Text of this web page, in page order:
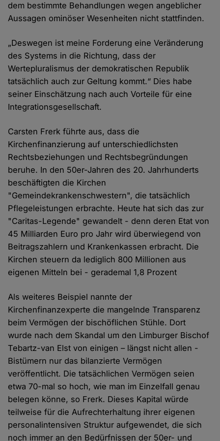
dem bestimmte Behandlungen wegen angeblicher
Aussagen ominöser Wesenheiten nicht stattfinden.
„Deswegen ist meine Forderung eine Veränderung
des Systems in die Richtung, dass der
Wertepluralismus der demokratischen Republik
tatsächlich auch zur Geltung kommt.“ Dies habe
seiner Einschätzung nach auch Vorteile für eine
Integrationsgesellschaft.
Carsten Frerk führte aus, dass die
Kirchenfinanzierung auf unterschiedlichsten
Rechtsbeziehungen und Rechtsbegründungen
beruhe. In den 50er-Jahren des 20. Jahrhunderts
beschäftigten die Kirchen
"Gemeindekrankenschwestern", die tatsächlich
Pflegeleistungen erbrachte. Heute hat sich das zur
"Caritas-Legende" gewandelt - denn deren Etat von
45 Milliarden Euro pro Jahr wird überwiegend von
Beitragszahlern und Krankenkassen erbracht. Die
Kirchen steuern da lediglich 800 Millionen aus
eigenen Mitteln bei - gerademal 1,8 Prozent
Als weiteres Beispiel nannte der
Kirchenfinanzexperte die mangelnde Transparenz
beim Vermögen der bischöflichen Stühle. Dort
wurde nach dem Skandal um den Limburger Bischof
Tebartz-van Elst von einigen – längst nicht allen -
Bistümern nur das bilanzierte Vermögen
veröffentlicht. Die tatsächlichen Vermögen seien
etwa 70-mal so hoch, wie man im Einzelfall genau
belegen könne, so Frerk. Dieses Kapital würde
teilweise für die Aufrechterhaltung ihrer eigenen
personalintensiven Struktur aufgewendet, die sich
noch immer an den Bedürfnissen der 50er- und